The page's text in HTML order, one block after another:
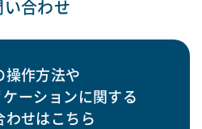
い合わせ
操作方法や
ーションに関する
わせはこちら